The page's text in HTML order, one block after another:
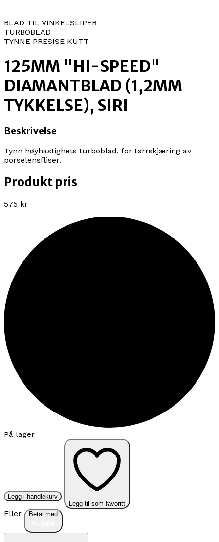
BLAD TIL VINKELSLIPER
TURBOBLAD
TYNNE PRESISE KUTT
125MM "HI-SPEED"
DIAMANTBLAD (1,2MM
TYKKELSE), SIRI
Beskrivelse
Tynn høyhastighets turboblad, for tørrskjæring av
porselensfliser.
Produkt pris
575 kr
På lager
Legg i handlekurv
Legg til som favoritt
Eller Betal med